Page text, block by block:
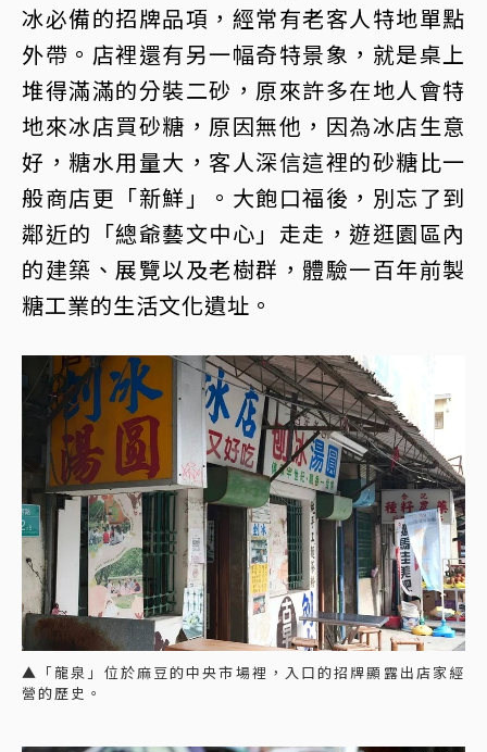
冰必備的招牌品項，經常有老客人特地單點
外帶。店裡還有另一幅奇特景象，就是桌上
堆得滿滿的分裝二砂，原來許多在地人會特
地來冰店買砂糖，原因無他，因為冰店生意
好，糖水用量大，客人深信這裡的砂糖比一
般商店更「新鮮」。大飽口福後，別忘了到
鄰近的「總爺藝文中心」走走，遊逛園區內
的建築、展覽以及老樹群，體驗一百年前製
糖工業的生活文化遺址。
▲「龍泉」位於麻豆的中央市場裡，入口的招牌顯露出店家經
營的歷史。